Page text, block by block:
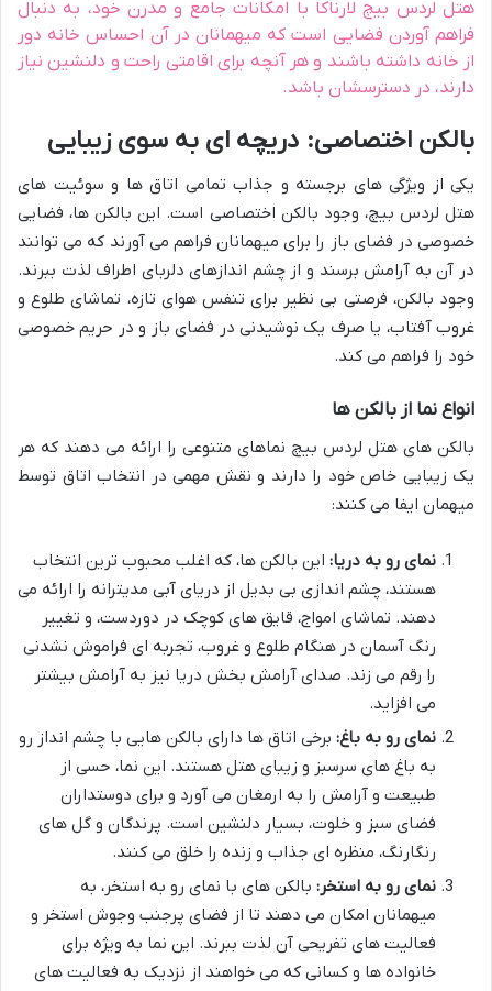
هتل لردس بیچ لارناکا با امکانات جامع و مدرن خود، به دنبال
فراهم آوردن فضایی است که میهمانان در آن احساس خانه دور
از خانه داشته باشند و هر آنچه برای اقامتی راحت و دلنشین نیاز
دارند، در دسترسشان باشد.
بالکن اختصاصی: دریچه ای به سوی زیبایی
یکی از ویژگی های برجسته و جذاب تمامی اتاق ها و سوئیت های
هتل لردس بیچ، وجود بالکن اختصاصی است. این بالکن ها، فضایی
خصوصی در فضای باز را برای میهمانان فراهم می آورند که می توانند
در آن به آرامش برسند و از چشم اندازهای دلربای اطراف لذت ببرند.
وجود بالکن، فرصتی بی نظیر برای تنفس هوای تازه، تماشای طلوع و
غروب آفتاب، یا صرف یک نوشیدنی در فضای باز و در حریم خصوصی
خود را فراهم می کند.
انواع نما از بالکن ها
بالکن های هتل لردس بیچ نماهای متنوعی را ارائه می دهند که هر
یک زیبایی خاص خود را دارند و نقش مهمی در انتخاب اتاق توسط
میهمان ایفا می کنند:
نمای رو به دریا: این بالکن ها، که اغلب محبوب ترین انتخاب
هستند، چشم اندازی بی بدیل از دریای آبی مدیترانه را ارائه می
دهند. تماشای امواج، قایق های کوچک در دوردست، و تغییر
رنگ آسمان در هنگام طلوع و غروب، تجربه ای فراموش نشدنی
را رقم می زند. صدای آرامش بخش دریا نیز به آرامش بیشتر
می افزاید.
نمای رو به باغ: برخی اتاق ها دارای بالکن هایی با چشم انداز رو
به باغ های سرسبز و زیبای هتل هستند. این نما، حسی از
طبیعت و آرامش را به ارمغان می آورد و برای دوستداران
فضای سبز و خلوت، بسیار دلنشین است. پرندگان و گل های
رنگارنگ، منظره ای جذاب و زنده را خلق می کنند.
نمای رو به استخر: بالکن های با نمای رو به استخر، به
میهمانان امکان می دهند تا از فضای پرجنب وجوش استخر و
فعالیت های تفریحی آن لذت ببرند. این نما به ویژه برای
خانواده ها و کسانی که می خواهند از نزدیک به فعالیت های